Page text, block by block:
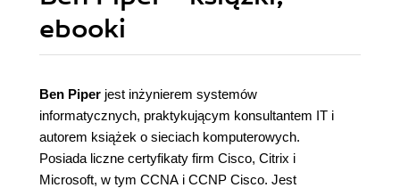
ebooki
Ben Piper jest inżynierem systemów
informatycznych, praktykującym konsultantem IT i
autorem książek o sieciach komputerowych.
Posiada liczne certyfikaty firm Cisco, Citrix i
Microsoft, w tym CCNA i CCNP Cisco. Jest